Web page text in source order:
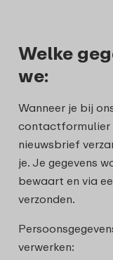
Welke
we:
Wanneer je bij
contactformulier
nieuwsbrief
je. Je gegevens
bewaart en via
verzonden.
verwerken: